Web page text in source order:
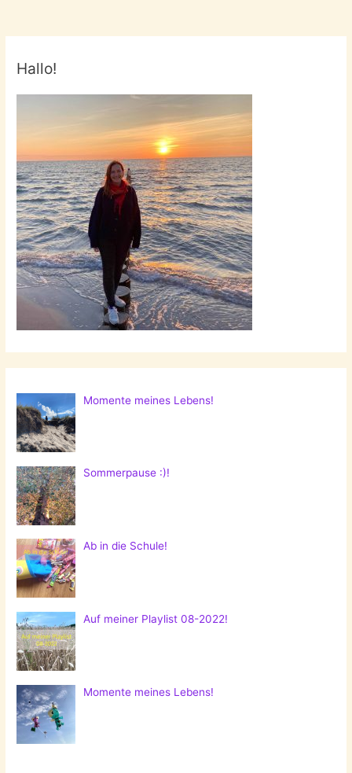
Hallo!
Momente meines Lebens!
Sommerpause :)!
Ab in die Schule!
Auf meiner Playlist 08-2022!
Momente meines Lebens!